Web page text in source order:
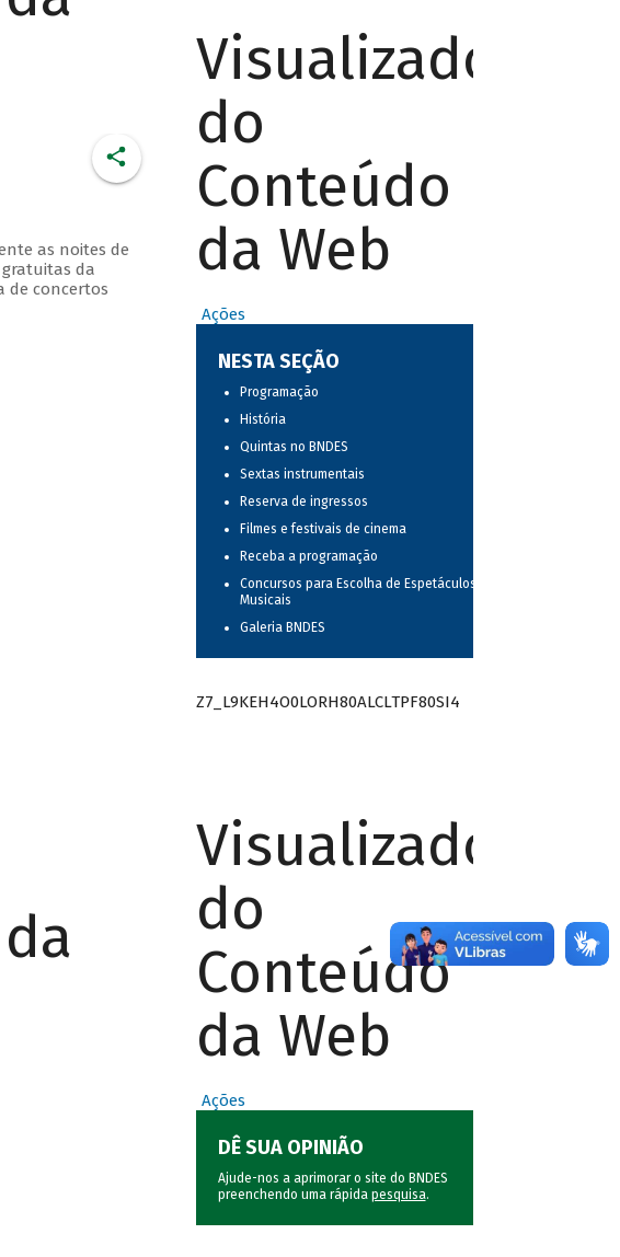
as noites de
da
de concertos
Visualizador
do
Conteúdo
da Web
Ações
NESTA SEÇÃO
Programação
História
Quintas no BNDES
Sextas instrumentais
Reserva de ingressos
Filmes e festivais de cinema
Receba a programação
Concursos para Escolha de Espetáculos
Musicais
Galeria BNDES
Z7_L9KEH4O0LORH80ALCLTPF80SI4
Visualizador
do
Conteúdo
da Web
Ações
DÊ SUA OPINIÃO
Ajude-nos a aprimorar o site do BNDES
preenchendo uma rápida pesquisa.